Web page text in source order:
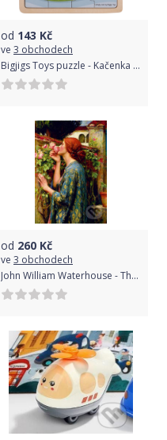
od 143 Kč
ve 3 obchodech
Bigjigs Toys puzzle - Kačenka s káčátkem
od 260 Kč
ve 3 obchodech
John William Waterhouse - The Soul of the Rose, 1903 - Bluebird